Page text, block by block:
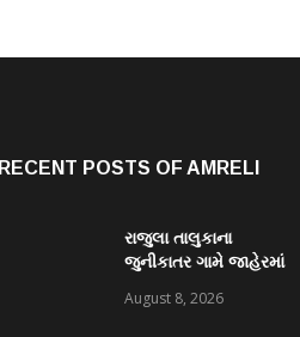
RECENT POSTS OF AMRELI
રાજુલા તાલુકાના
જુનીકાતર ગામે જાહેરમાં
રોકડા રૂ.૧૧,૯૦૦/- ના
August 8, 2026